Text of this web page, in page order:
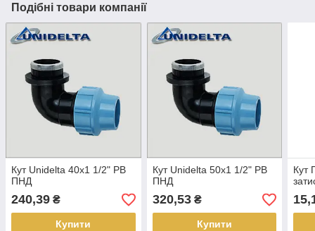
Подібні товари компанії
Кут Unidelta 40х1 1/2" РВ
ПНД
240,39 ₴
Купити
Кут Unidelta 50х1 1/2" РВ
ПНД
320,53₴
Купити
Кут